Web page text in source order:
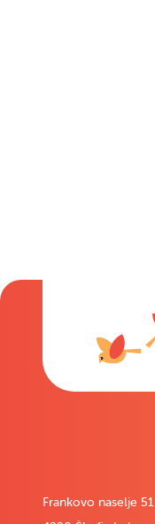
Frankovo naselje 51